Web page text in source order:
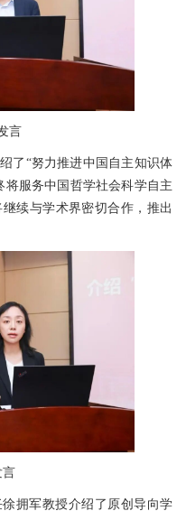
言
了“努力推进中国自主知识体
将服务中国哲学社会科学自主
续与学术界密切合作，推出
拥军教授介绍了原创导向学